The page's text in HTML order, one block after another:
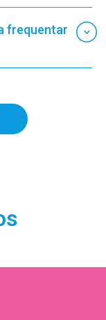
frequentar